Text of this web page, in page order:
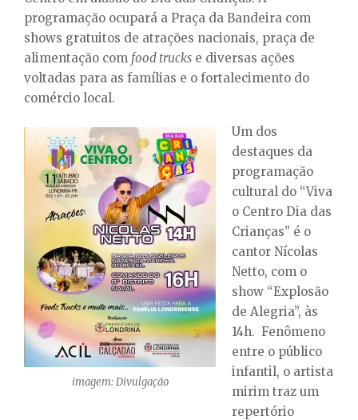
programação ocupará a Praça da Bandeira com
shows gratuitos de atrações nacionais, praça de
alimentação com food trucks e diversas ações
voltadas para as famílias e o fortalecimento do
comércio local.
imagem: Divulgação
Um dos
destaques da
programação
cultural do “Viva
o Centro Dia das
Crianças” é o
cantor Nícolas
Netto, com o
show “Explosão
de Alegria”, às
14h. Fenômeno
entre o público
infantil, o artista
mirim traz um
repertório